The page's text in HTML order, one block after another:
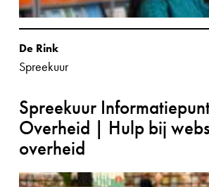
De Rink
Spreekuur
Spreekuur
Overheid | Hulp bij
overheid